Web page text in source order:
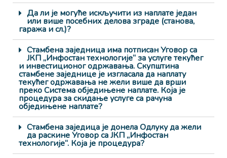
Да ли је могуће искључити из наплате један
или више посебних делова зграде (станова,
гаража и сл.)?
Стамбена заједница има потписан Уговор са
ЈКП „Инфостан технологије“ за услуге текућег
и инвестиционог одржавања. Скупштина
стамбене заједнице је изгласала да наплату
текућег одржавања не жели више да врши
преко Система обједињене наплате. Која је
процедура за скидање услуге са рачуна
обједињене наплате?
Стамбена заједица је донела Одлуку да жели
да раскине Уговор са ЈКП „Инфостан
технологије“. Која је процедура?